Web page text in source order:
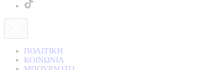
ΠΟΛΙΤΙΚΗ
ΚΟΙΝΩΝΙΑ